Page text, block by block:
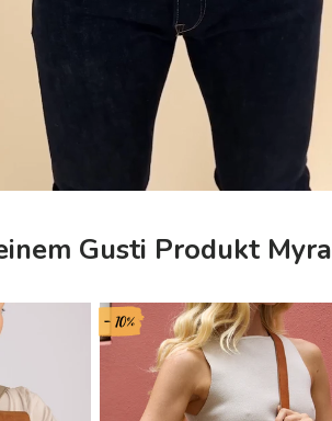
Gusti Produkt Myra
- 10%